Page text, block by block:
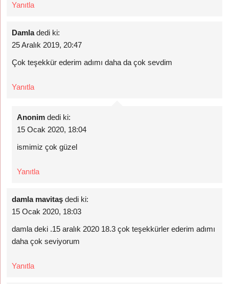
Yanıtla
Damla dedi ki:
25 Aralık 2019, 20:47
Çok teşekkür ederim adımı daha da çok sevdim
Yanıtla
Anonim dedi ki:
15 Ocak 2020, 18:04
ismimiz çok güzel
Yanıtla
damla mavitaş dedi ki:
15 Ocak 2020, 18:03
damla deki .15 aralık 2020 18.3 çok teşekkürler ederim adımı
daha çok seviyorum
Yanıtla